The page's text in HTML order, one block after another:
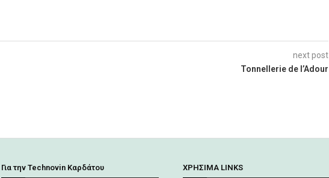
next post
Tonnellerie de l’Adour
Για την Technovin Καρδάτου ΧΡΉΣΙΜΑ LINKS